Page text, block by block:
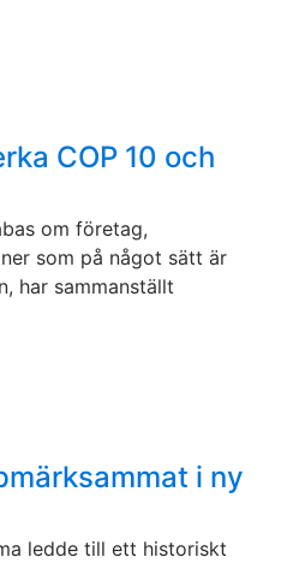
COP 10 och
om företag,
som på något sätt är
har sammanställt
i ny
ledde till ett historiskt